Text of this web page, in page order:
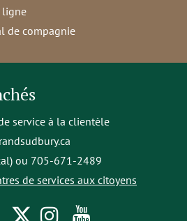
ligne
de compagnie
service à la clientèle
ou 705-671-2489
de services aux citoyens
opensFollowFollow